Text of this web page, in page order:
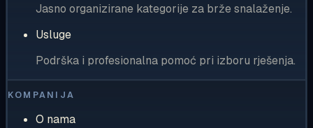
Jasno organizirane kategorije za brže snalaženje.
Usluge
Podrška i profesionalna pomoć pri izboru rješenja.
KOMPANIJA
O nama